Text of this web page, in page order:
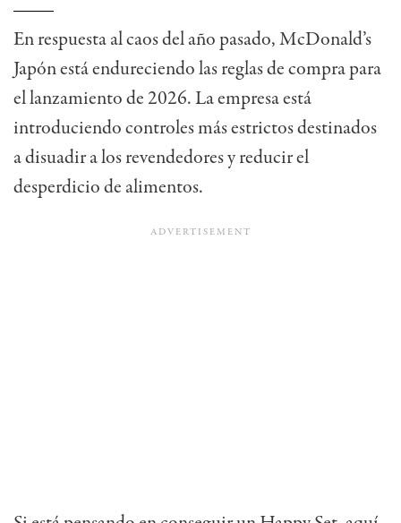
En respuesta al caos del año pasado, McDonald’s
Japón está endureciendo las reglas de compra para
el lanzamiento de 2026. La empresa está
introduciendo controles más estrictos destinados
a disuadir a los revendedores y reducir el
desperdicio de alimentos.